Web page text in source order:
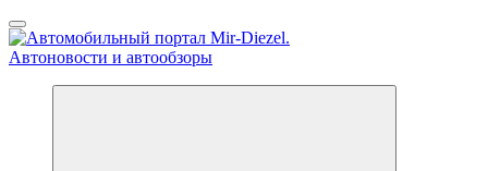
Перейти
к
содержанию
Справочник автомобилиста. Обзор новинок популярных